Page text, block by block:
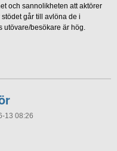
och sannolikheten att aktörer
går till avlöna de i
utövare/besökare är hög.
13 08:26